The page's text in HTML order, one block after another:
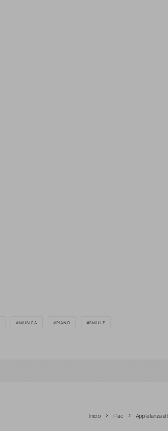
MÚSICA PIANO SMULE
Inicio iPad Apple lanza